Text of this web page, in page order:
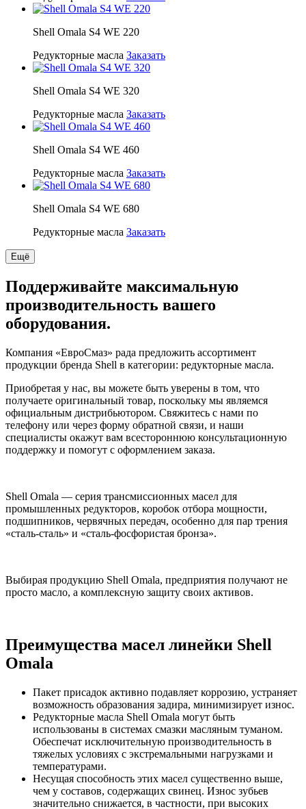
Shell Omala S4 WE 220
Редукторные масла Заказать
Shell Omala S4 WE 320
Редукторные масла Заказать
Shell Omala S4 WE 460
Редукторные масла Заказать
Shell Omala S4 WE 680
Редукторные масла Заказать
Ещё
Поддерживайте максимальную
производительность вашего
оборудования.
Компания «ЕвроСмаз» рада предложить ассортимент
продукции бренда Shell в категории: редукторные масла.
Приобретая у нас, вы можете быть уверены в том, что
получаете оригинальный товар, поскольку мы являемся
официальным дистрибьютором. Свяжитесь с нами по
телефону или через форму обратной связи, и наши
специалисты окажут вам всестороннюю консультационную
поддержку и помогут с оформлением заказа.
Shell Omala — серия трансмиссионных масел для
промышленных редукторов, коробок отбора мощности,
подшипников, червячных передач, особенно для пар трения
«сталь-сталь» и «сталь-фосфористая бронза».
Выбирая продукцию Shell Omala, предприятия получают не
просто масло, а комплексную защиту своих активов.
Преимущества масел линейки Shell
Omala
Пакет присадок активно подавляет коррозию, устраняет
возможность образования задира, минимизирует износ.
Редукторные масла Shell Omala могут быть
использованы в системах смазки масляным туманом.
Обеспечат исключительную производительность в
тяжелых условиях с экстремальными нагрузками и
температурами.
Несущая способность этих масел существенно выше,
чем у составов, содержащих свинец. Износ зубьев
значительно снижается, в частности, при высоких